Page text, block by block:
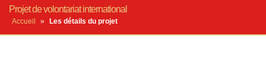
Projet de volontariat international
Accueil » Les détails du projet